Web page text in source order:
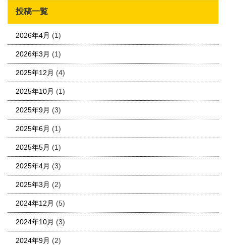
投稿一覧
2026年4月 (1)
2026年3月 (1)
2025年12月 (4)
2025年10月 (1)
2025年9月 (3)
2025年6月 (1)
2025年5月 (1)
2025年4月 (3)
2025年3月 (2)
2024年12月 (5)
2024年10月 (3)
2024年9月 (2)